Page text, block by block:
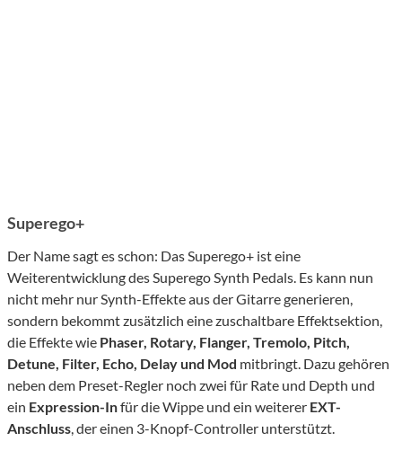
Superego+
Der Name sagt es schon: Das Superego+ ist eine
Weiterentwicklung des Superego Synth Pedals. Es kann nun
nicht mehr nur Synth-Effekte aus der Gitarre generieren,
sondern bekommt zusätzlich eine zuschaltbare Effektsektion,
die Effekte wie Phaser, Rotary, Flanger, Tremolo, Pitch,
Detune, Filter, Echo, Delay und Mod mitbringt. Dazu gehören
neben dem Preset-Regler noch zwei für Rate und Depth und
ein Expression-Infür die Wippe und ein weiterer EXT-
Anschluss, der einen 3-Knopf-Controller unterstützt.